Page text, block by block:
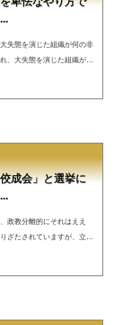
失態を演じた組織が何の非
、大失態を演じた組織が何
成会」と選挙に
政教分離的にそれはええ
ざたされていますが、立憲